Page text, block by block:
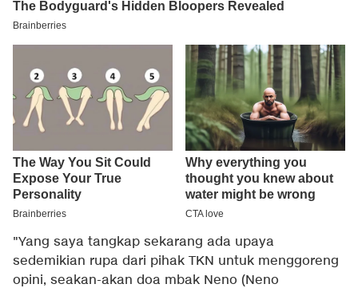
"Yang saya tangkap sekarang ada upaya
sedemikian rupa dari pihak TKN untuk menggoreng
opini, seakan-akan doa mbak Neno (Neno